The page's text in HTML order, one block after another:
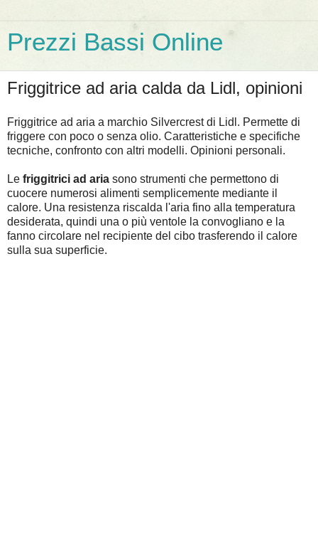
Prezzi Bassi Online
Friggitrice ad aria calda da Lidl, opinioni
Friggitrice ad aria a marchio Silvercrest di Lidl. Permette di
friggere con poco o senza olio. Caratteristiche e specifiche
tecniche, confronto con altri modelli. Opinioni personali.
Le friggitrici ad aria sono strumenti che permettono di
cuocere numerosi alimenti semplicemente mediante il
calore. Una resistenza riscalda l'aria fino alla temperatura
desiderata, quindi una o più ventole la convogliano e la
fanno circolare nel recipiente del cibo trasferendo il calore
sulla sua superficie.